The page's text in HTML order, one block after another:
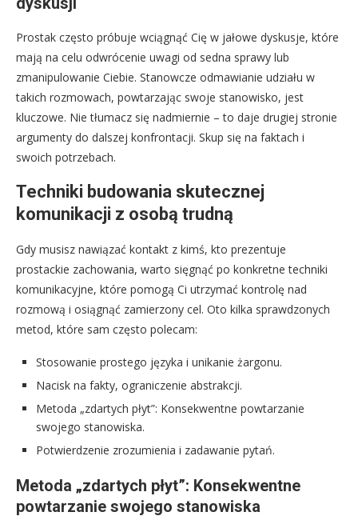
Prostak często próbuje wciągnąć Cię w jałowe dyskusje, które
mają na celu odwrócenie uwagi od sedna sprawy lub
zmanipulowanie Ciebie. Stanowcze odmawianie udziału w
takich rozmowach, powtarzając swoje stanowisko, jest
kluczowe. Nie tłumacz się nadmiernie – to daje drugiej stronie
argumenty do dalszej konfrontacji. Skup się na faktach i
swoich potrzebach.
Techniki budowania skutecznej
komunikacji z osobą trudną
Gdy musisz nawiązać kontakt z kimś, kto prezentuje
prostackie zachowania, warto sięgnąć po konkretne techniki
komunikacyjne, które pomogą Ci utrzymać kontrolę nad
rozmową i osiągnąć zamierzony cel. Oto kilka sprawdzonych
metod, które sam często polecam:
Stosowanie prostego języka i unikanie żargonu.
Nacisk na fakty, ograniczenie abstrakcji.
Metoda „zdartych płyt”: Konsekwentne powtarzanie
swojego stanowiska.
Potwierdzenie zrozumienia i zadawanie pytań.
Metoda „zdartych płyt”: Konsekwentne
powtarzanie swojego stanowiska